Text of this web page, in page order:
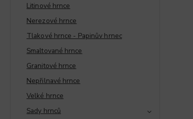
Litinové hrnce
Nerezové hrnce
Tlakové hrnce - Papinův hrnec
Smaltované hrnce
Granitové hrnce
Nepřilnavé hrnce
Velké hrnce
Sady hrnců